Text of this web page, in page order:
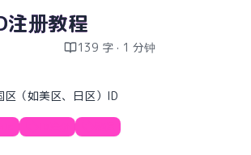
册教程
139 字 · 1 分钟
（如美区、日区）ID